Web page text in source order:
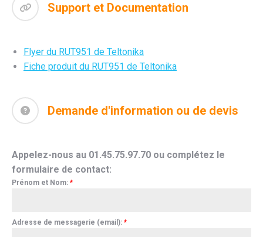
Support et Documentation
Flyer du RUT951 de Teltonika
Fiche produit du RUT951 de Teltonika
Demande d'information ou de devis
Appelez-nous au 01.45.75.97.70 ou complétez le
formulaire de contact:
Prénom et Nom: *
Adresse de messagerie (email): *